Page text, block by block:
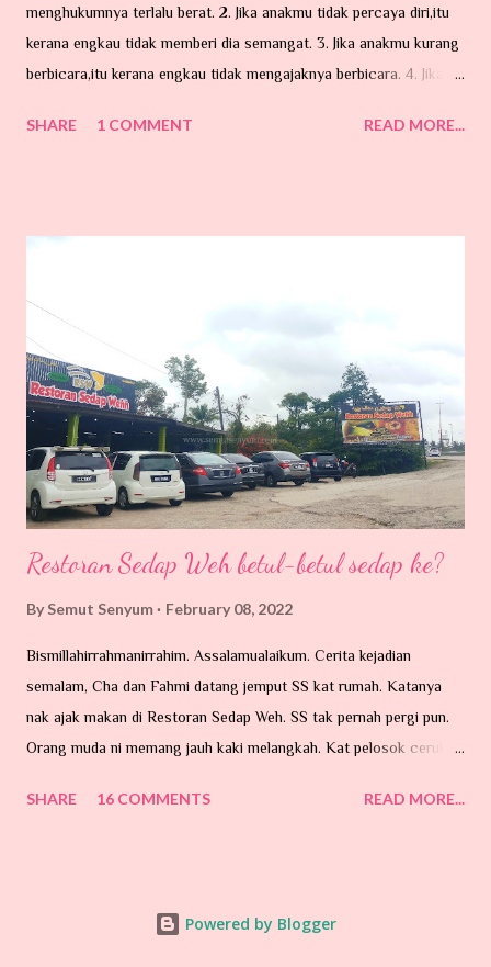
menghukumnya terlalu berat. 2. Jika anakmu tidak percaya diri,itu
kerana engkau tidak memberi dia semangat. 3. Jika anakmu kurang
berbicara,itu kerana engkau tidak mengajaknya berbicara. 4. Jika
5. Jika anakmu pengecut,itu kerana engkau selalu membelanya. 6.
engkau suka melakukan kekerasan terhadapnya. 10. Jika anakmu
lemah, itu kerana engkau suka mengancamnya. 11. Jika anakmu
cemburu, itu kerana engkau membiarkannya. 12. Jika anakmu
mengganggumu, itu ker...
SHARE 1 COMMENT READ MORE...
Restoran Sedap Weh betul-betul sedap ke?
By Semut Senyum February 08, 2022
Bismillahirrahmanirrahim. Assalamualaikum. Cerita kejadian
semalam, Cha dan Fahmi datang jemput SS kat rumah. Katanya
nak ajak makan di Restoran Sedap Weh. SS tak pernah pergi pun.
Orang muda ni memang jauh kaki melangkah. Kat pelosok ceruk
di sini kalau ke Universiti Malaysia Pahang (UMP) di Gambang,
program terdekat sepanjang perjalanan pergi dan balik. Restoran
SHARE 16 COMMENTS READ MORE...
Powered by Blogger